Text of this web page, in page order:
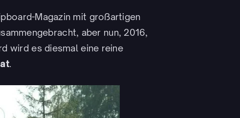
Magazin mit großartigen
aber nun, 2016,
wird es diesmal eine reine
.